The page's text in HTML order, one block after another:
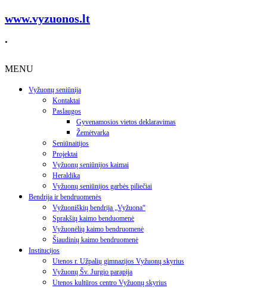
www.vyzuonos.lt
.
MENU
Vyžuonų seniūnija
Kontaktai
Paslaugos
Gyvenamosios vietos deklaravimas
Žemėtvarka
Seniūnaitijos
Projektai
Vyžuonų seniūnijos kaimai
Heraldika
Vyžuonų seniūnijos garbės piliečiai
Bendrija ir bendruomenės
Vyžuoniškių bendrija „Vyžuona“
Sprakšių kaimo benduomenė
Vyžuonėlių kaimo bendruomenė
Šiaudinių kaimo bendruomenė
Institucijos
Utenos r. Užpalių gimnazijos Vyžuonų skyrius
Vyžuonų Šv. Jurgio parapija
Utenos kultūros centro Vyžuonų skyrius